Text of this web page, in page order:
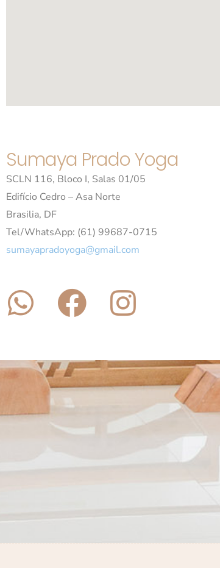
Sumaya Prado Yoga
SCLN 116, Bloco I, Salas 01/05
Edifício Cedro – Asa Norte
Brasilia, DF
Tel/WhatsApp: (61) 99687-0715
sumayapradoyoga@gmail.com